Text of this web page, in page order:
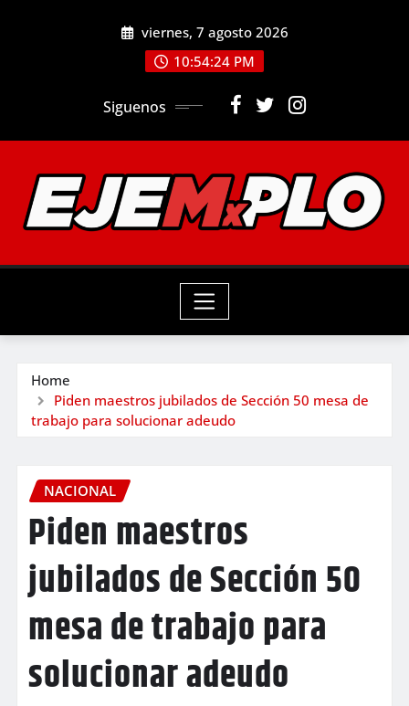
viernes, 7 agosto 2026
10:54:26 PM
Siguenos
Home
Piden maestros jubilados de Sección 50 mesa de
trabajo para solucionar adeudo
NACIONAL
Piden maestros
jubilados de Sección 50
mesa de trabajo para
solucionar adeudo